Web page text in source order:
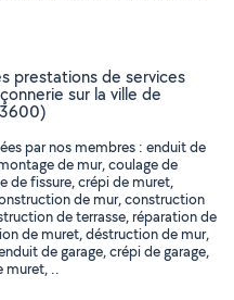
prestations de services
sur la ville de
par nos membres : enduit de
de mur, coulage de
de fissure, crépi de muret,
de mur, construction
de terrasse, réparation de
de muret, déstruction de mur,
de garage, crépi de garage,
muret, ..